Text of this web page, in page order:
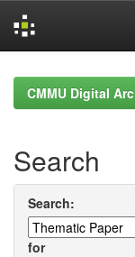
navigationCMMU Digital
Search
Search:
for